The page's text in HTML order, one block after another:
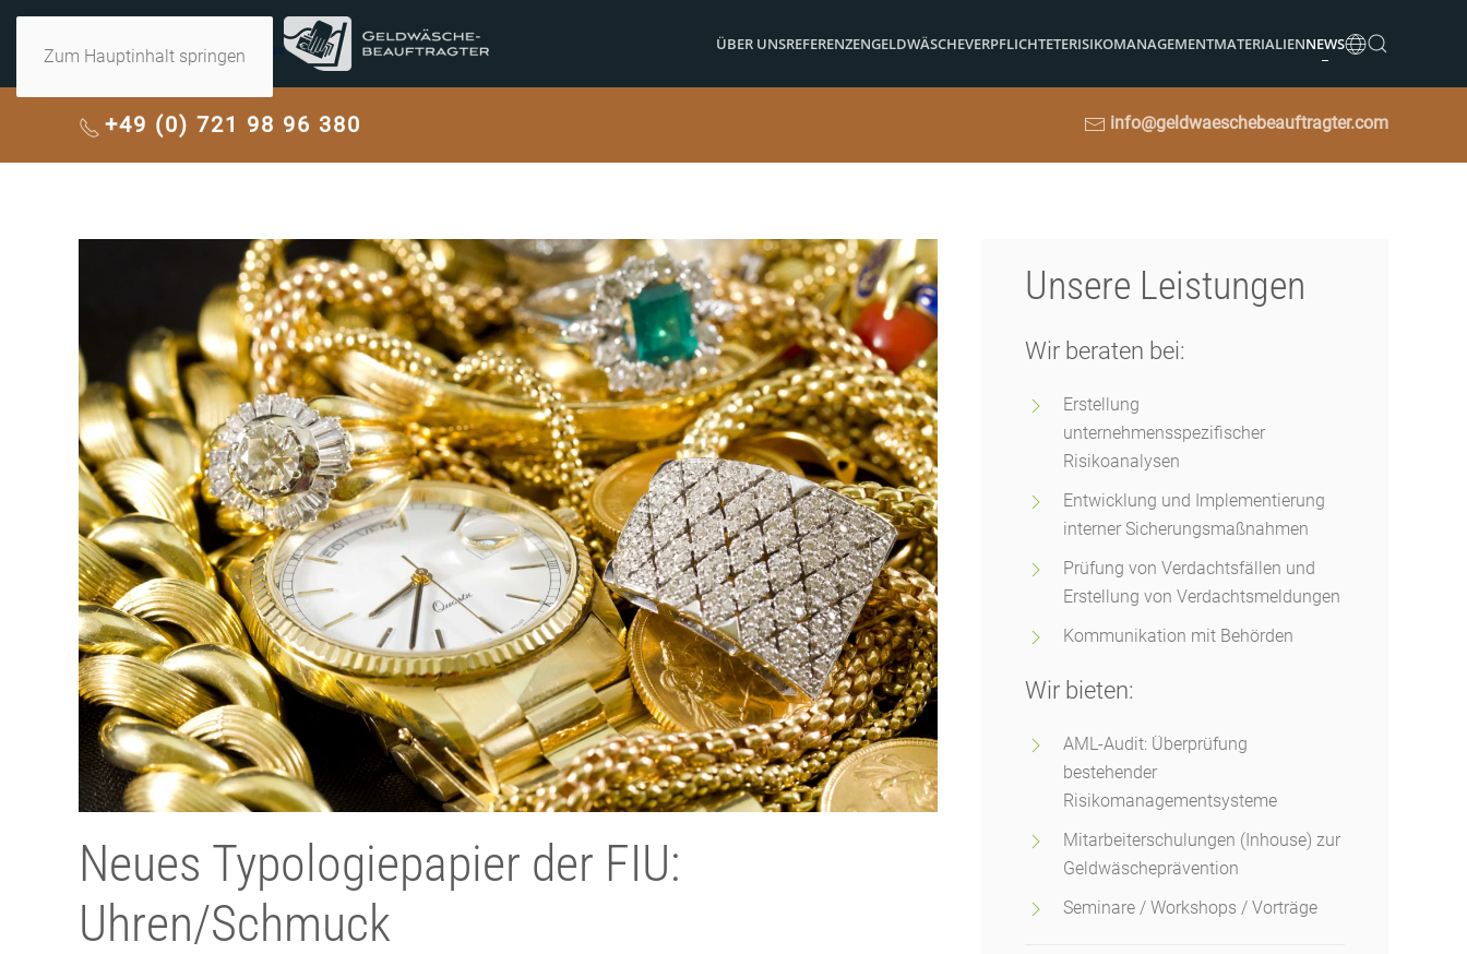
Zum Hauptinhalt springen
ÜBER UNSREFERENZENGELDWÄSCHEVERPFLICHTETERISIKOMANAGEMENTMATERIALIENNEWS
+49 (0) 721 98 96 380 info@geldwaeschebeauftragter.com
Neues Typologiepapier der FIU:
Uhren/Schmuck
Unsere Leistungen
Wir beraten bei:
Erstellung
unternehmensspezifischer
Risikoanalysen
Entwicklung und Implementierung
interner Sicherungsmaßnahmen
Prüfung von Verdachtsfällen und
Erstellung von Verdachtsmeldungen
Kommunikation mit Behörden
Wir bieten:
AML-Audit: Überprüfung
bestehender
Risikomanagementsysteme
Mitarbeiterschulungen (Inhouse) zur
Geldwäscheprävention
Seminare / Workshops / Vorträge